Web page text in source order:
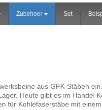
Zubehoer Set
aus GFK-Stäben
Heute gibt es im Handel
für Kohlefaserstäbe mit